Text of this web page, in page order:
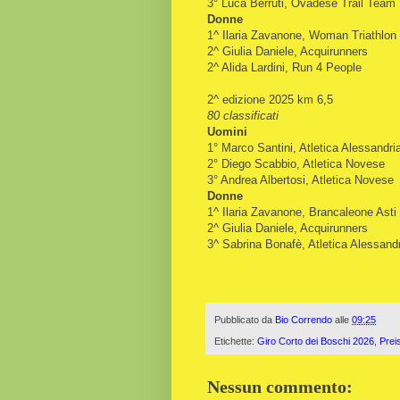
3° Luca Berruti, Ovadese Trail Team
Donne
1^ Ilaria Zavanone, Woman Triathlon
2^ Giulia Daniele, Acquirunners
2^ Alida Lardini, Run 4 People
2^ edizione 2025 km 6,5
80 classificati
Uomini
1° Marco Santini, Atletica
2° Diego Scabbio, Atletica Novese
3° Andrea Albertosi, Atletica Novese
Donne
1^ Ilaria Zavanone, Brancaleone Asti
2^ Giulia Daniele, Acquirunners
3^ Sabrina Bonafè, Atletica
Pubblicato da Bio Correndo alle 09:25
Etichette: Giro Corto dei Boschi 2026
Nessun commento: